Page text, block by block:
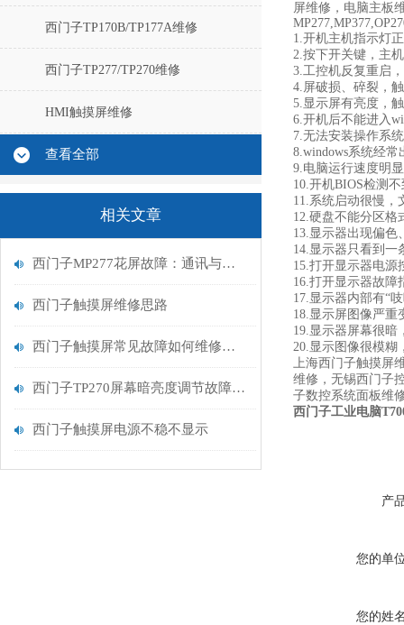
西门子TP170B/TP177A维修
西门子TP277/TP270维修
HMI触摸屏维修
查看全部
相关文章
西门子MP277花屏故障：通讯与屏幕问题的排查手册
西门子触摸屏维修思路
西门子触摸屏常见故障如何维修排查
西门子TP270屏幕暗亮度调节故障：信号链路的“断流”之困
西门子触摸屏电源不稳不显示
屏维修，电脑主板
1.开机主机指示灯
2.按下开关键，主
3.工控机反复重启
4.屏破损、碎裂，
5.显示屏有亮度，
6.开机后不能进入
7.无法安装操作系
8.windows系统经
9.电脑运行速度明
10.开机BIOS检测
11.系统启动很慢
12.硬盘不能分区格
13.显示器出现偏色
14.显示器只看到
15.打开显示器电
16.打开显示器故
17.显示器内部有“
18.显示屏图像严
19.显示器屏幕很
20.显示图像很模糊
上海西门子触摸屏
维修，无锡西门子
子数控系统面板维
西门子工业电脑
产
您的单
您的姓